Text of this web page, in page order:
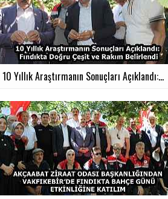
10 Yıllık Araştırmanın Sonuçları Açıklandı:...